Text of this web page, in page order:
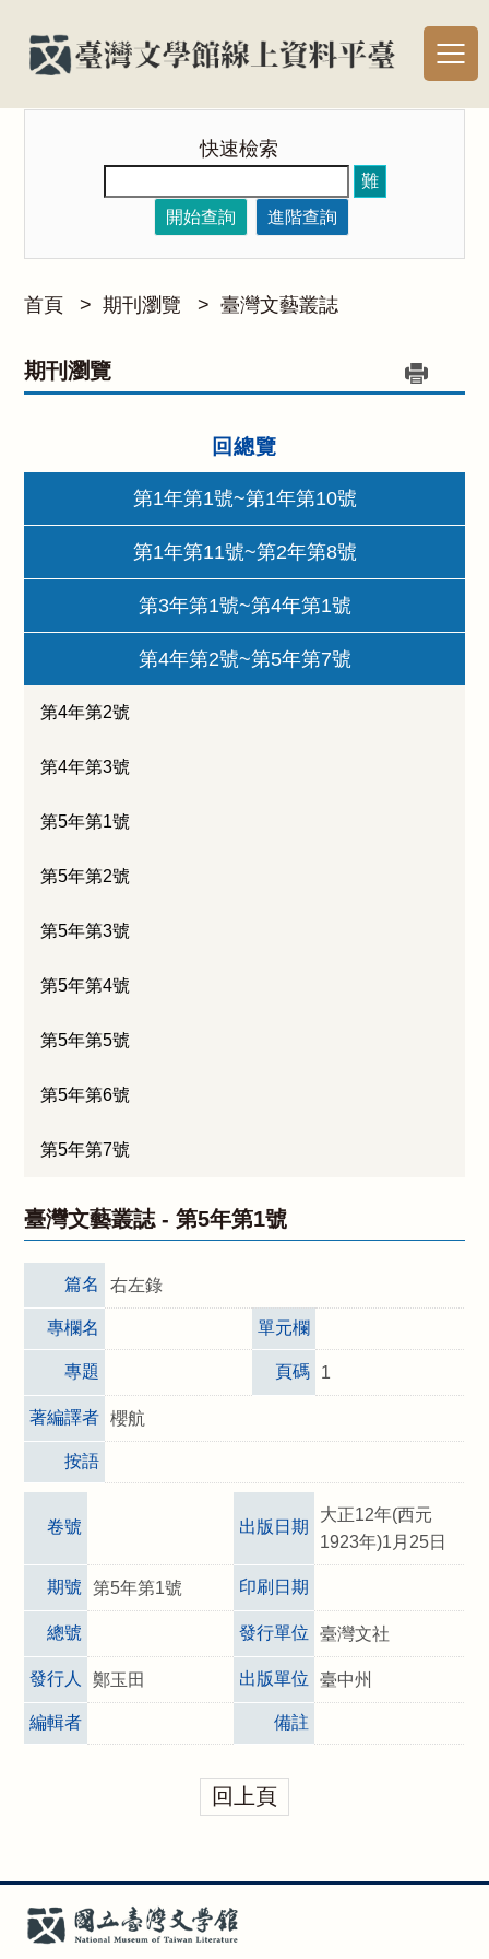
快速檢索
難
開始查詢
進階查詢
首頁 > 期刊瀏覽 > 臺灣文藝叢誌
期刊瀏覽
回總覽
第1年第1號~第1年第10號
第1年第11號~第2年第8號
第3年第1號~第4年第1號
第4年第2號~第5年第7號
第4年第2號
第4年第3號
第5年第1號
第5年第2號
第5年第3號
第5年第4號
第5年第5號
第5年第6號
第5年第7號
臺灣文藝叢誌 -第5年第1號
篇名 右左錄
專欄名 單元欄
專題 頁碼 1
著編譯者 櫻航
按語
卷號 出版日期
大正12年(西元
1923年)1月25日
期號 第5年第1號 印刷日期
總號 發行單位 臺灣文社
發行人 鄭玉田 出版單位 臺中州
編輯者 備註
回上頁